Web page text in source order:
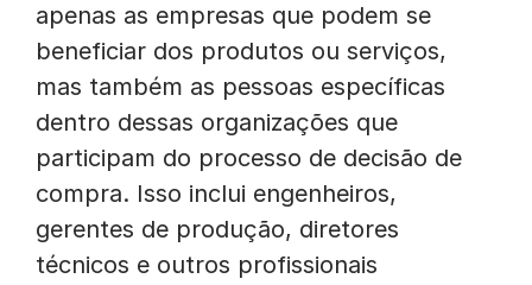
apenas as empresas que podem se
beneficiar dos produtos ou serviços,
mas também as pessoas específicas
dentro dessas organizações que
participam do processo de decisão de
compra. Isso inclui engenheiros,
gerentes de produção, diretores
técnicos e outros profissionais